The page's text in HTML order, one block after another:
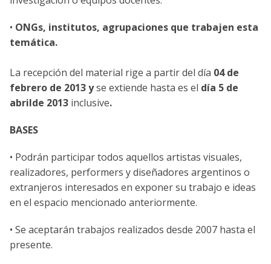
• ONGs, institutos, agrupaciones que trabajen esta
temática.
La recepción del material rige a partir del día 04 de
febrero de 2013 yse extiende hasta es el día 5 de
abrilde 2013 inclusive.
BASES
• Podrán participar todos aquellos artistas visuales,
realizadores, performers y diseñadores argentinos o
extranjeros interesados en exponer su trabajo e ideas
en el espacio mencionado anteriormente.
• Se aceptarán trabajos realizados desde 2007 hasta el
presente.